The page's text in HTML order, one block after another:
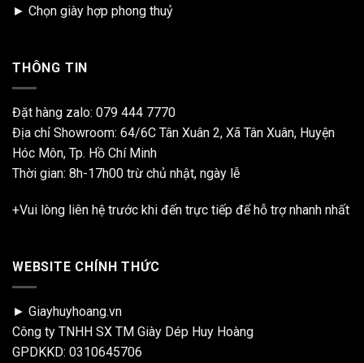
► Chọn giày hợp phong thuỷ
THÔNG TIN
Đặt hàng zalo: 079 444 7770
Địa chỉ Showroom: 64/6C Tân Xuân 2, Xã Tân Xuân, Huyện
Hóc Môn, Tp. Hồ Chí Minh
Thời gian: 8h-17h00 trừ chủ nhật, ngày lễ
+Vui lòng liên hệ trước khi đến trực tiếp để hỗ trợ nhanh nhất
WEBSITE CHÍNH THỨC
► Giayhuyhoang.vn
Công ty TNHH SX TM Giày Dép Huy Hoàng
GPDKKD: 0310645706